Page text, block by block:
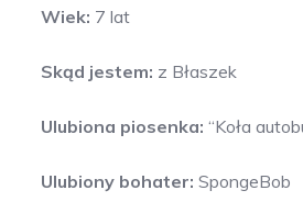
Wiek: 7 lat
Skąd jestem: z Błaszek
Ulubiona piosenka:“Koła
Ulubiony bohater: SpongeBob